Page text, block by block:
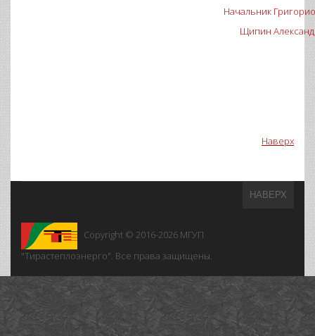
Начальник
Щипин
Наверх
НАВЕРХ
Copyright © 2016-2026 МГУП
"Тирастеплоэнерго". Все права защищены.